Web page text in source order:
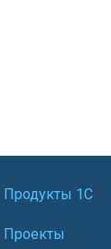
Продукты 1С
Проекты